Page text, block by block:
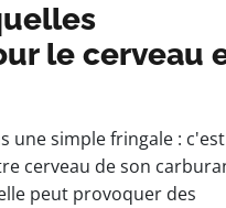
le cerveau
une simple fringale :
cerveau de son
peut provoquer des